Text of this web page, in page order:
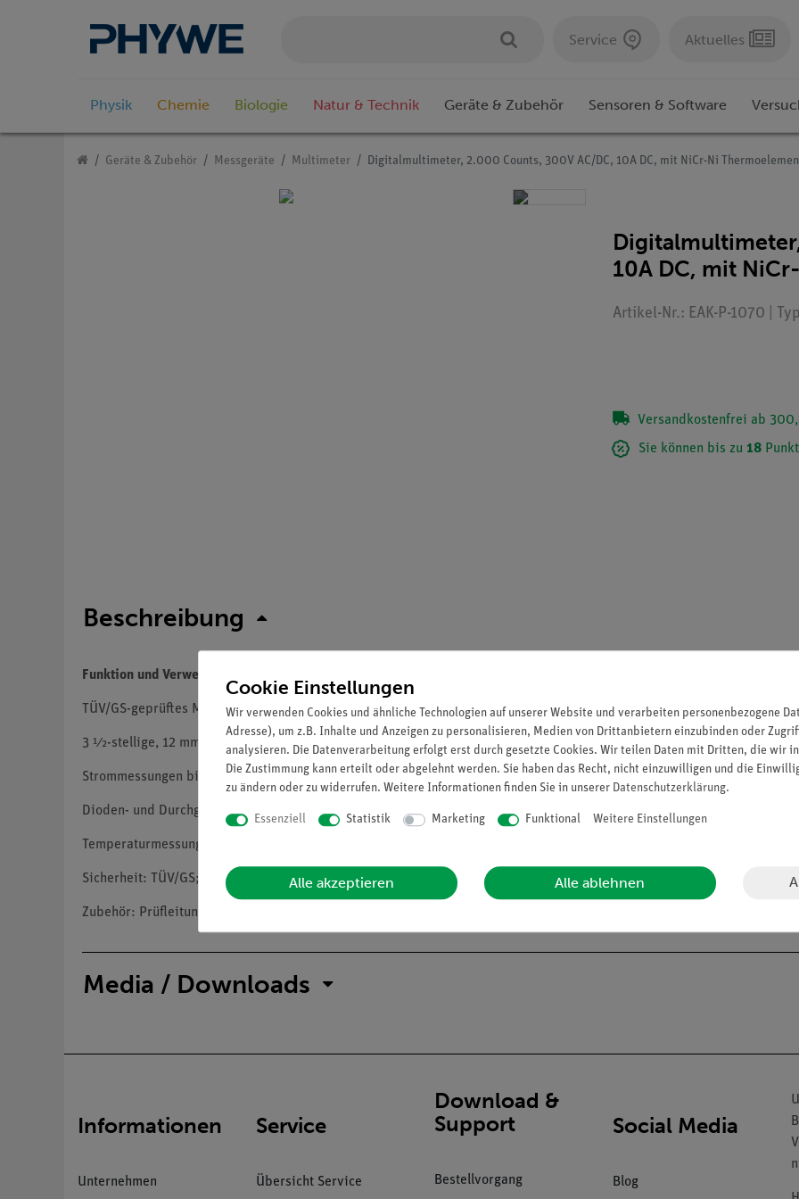
Service Aktuelles
Physik Chemie Biologie Natur & Technik Geräte & Zubehör Sensoren & Software
Geräte & Zubehör Messgeräte Multimeter Digitalmultimeter, 2.000 Counts, 300V AC/DC, 10A DC, mit NiCr-Ni
10A DC, mit
Artikel-Nr.: EAK-P-1070 |
Versandkostenfrei ab
Sie können bis zu 18
Beschreibung
Funktion und Verwendung
TÜV/GS-geprüftes Multimeter im Taschenformat; modernes Design. Für den Service-Techniker ebenso geeignet wie für
3 ½-stellige, 12 mm LCD-Anzeige, max: 1999
Strommessungen bis 10 A DC
Dioden- und Durchgangs-Test
Temperaturmessung
Sicherheit: TÜV/GS; EN-61010-1; CAT III 300 V
Zubehör: Prüfleitungen, Typ-K-Thermodrahtfühler, Batterie und Bedienungsanleitung
Media / Downloads
Informationen
Unternehmen
Service
Übersicht Service
Download &
Support
Bestellvorgang
Social Media
Blog
Cookie Einstellungen
Wir verwenden Cookies und ähnliche Technologien auf unserer Website und verarbeiten personenbezogene
Adresse), um z.B. Inhalte und Anzeigen zu personalisieren, Medien von Drittanbietern einzubinden oder
analysieren. Die Datenverarbeitung erfolgt erst durch gesetzte Cookies. Wir teilen Daten mit Dritten, die wir
Die Zustimmung kann erteilt oder abgelehnt werden. Sie haben das Recht, nicht einzuwilligen und die
zu ändern oder zu widerrufen. Weitere Informationen finden Sie in unserer Daten­schutz­erklärung.
Essenziell Statistik Marketing Funktional Weitere Einstellungen
Alle akzeptieren Alle ablehnen